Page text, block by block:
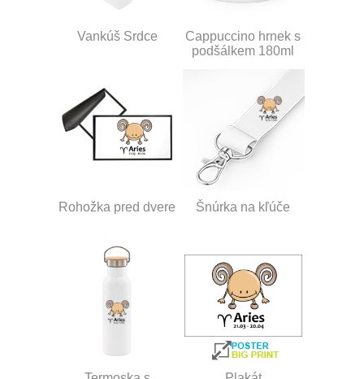
Vankúš Srdce
Cappuccino hrnek s
podšálkem 180ml
Rohožka pred dvere Šnúrka na kľúče